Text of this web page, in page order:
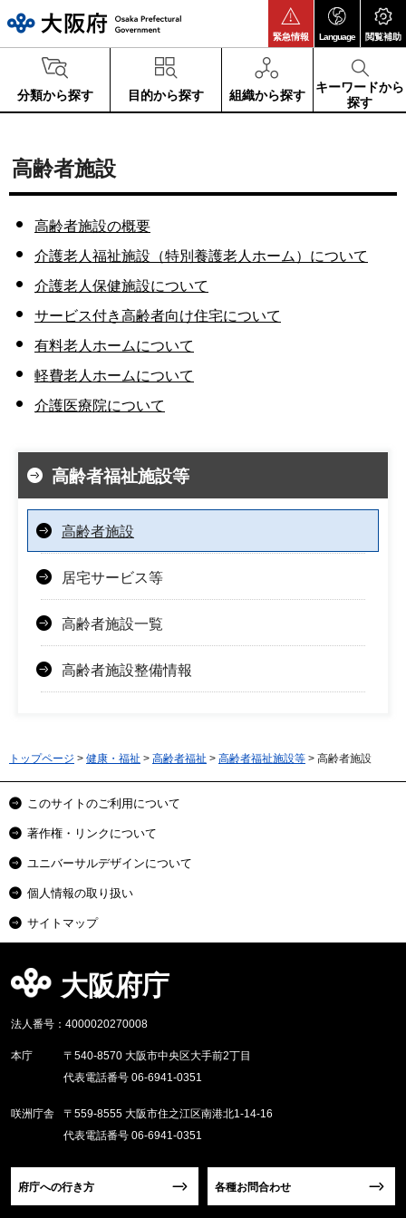
緊急情報 Language 閲覧補助
分類から探す 目的から探す 組織から探す
キーワードから
探す
高齢者施設
高齢者施設の概要
介護老人福祉施設（特別養護老人ホーム）について
介護老人保健施設について
サービス付き高齢者向け住宅について
有料老人ホームについて
軽費老人ホームについて
介護医療院について
高齢者福祉施設等
高齢者施設
居宅サービス等
高齢者施設一覧
高齢者施設整備情報
トップページ > 健康・福祉 > 高齢者福祉 > 高齢者福祉施設等 > 高齢者施設
このサイトのご利用について
著作権・リンクについて
ユニバーサルデザインについて
個人情報の取り扱い
サイトマップ
大阪府庁
法人番号：4000020270008
本庁
〒540-8570 大阪市中央区大手前2丁目
代表電話番号 06-6941-0351
咲洲庁舎
〒559-8555 大阪市住之江区南港北1-14-16
代表電話番号 06-6941-0351
府庁への行き方 各種お問合わせ